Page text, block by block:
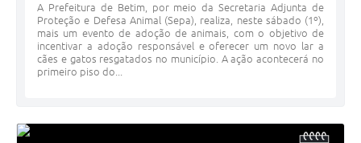
A Prefeitura de Betim, por meio da Secretaria Adjunta de
Proteção e Defesa Animal (Sepa), realiza, neste sábado (1º),
mais um evento de adoção de animais, com o objetivo de
incentivar a adoção responsável e oferecer um novo lar a
cães e gatos resgatados no município. A ação acontecerá no
primeiro piso do...